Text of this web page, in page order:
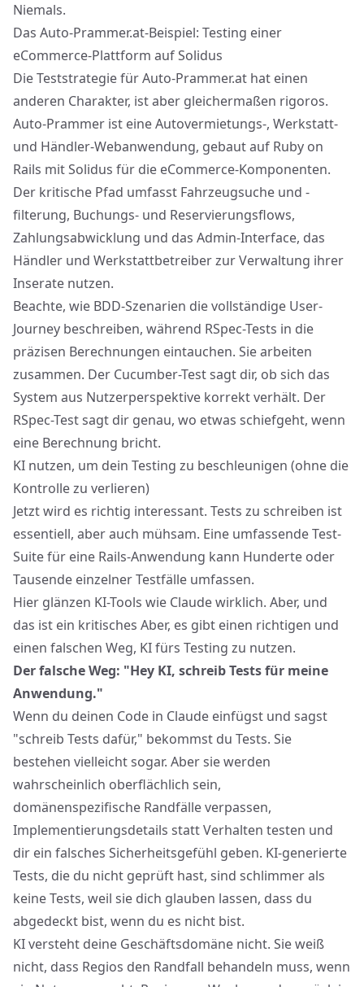
Niemals.
Das Auto-Prammer.at-Beispiel: Testing einer
eCommerce-Plattform auf Solidus
Die Teststrategie fürAuto-Prammer.at hat einen
anderen Charakter, ist aber gleichermaßen rigoros.
Auto-Prammer ist eine Autovermietungs-, Werkstatt-
und Händler-Webanwendung, gebaut auf Ruby on
Rails mitSolidus für die eCommerce-Komponenten.
Der kritische Pfad umfasst Fahrzeugsuche und -
filterung, Buchungs- und Reservierungsflows,
Zahlungsabwicklung und das Admin-Interface, das
Händler und Werkstattbetreiber zur Verwaltung ihrer
Inserate nutzen.
Beachte, wie BDD-Szenarien die vollständige User-
Journey beschreiben, während RSpec-Tests in die
präzisen Berechnungen eintauchen. Sie arbeiten
zusammen. Der Cucumber-Test sagt dir, ob sich das
System aus Nutzerperspektive korrekt verhält. Der
RSpec-Test sagt dir genau, wo etwas schiefgeht, wenn
eine Berechnung bricht.
KI nutzen, um dein Testing zu beschleunigen (ohne die
Kontrolle zu verlieren)
Jetzt wird es richtig interessant. Tests zu schreiben ist
essentiell, aber auch mühsam. Eine umfassende Test-
Suite für eine Rails-Anwendung kann Hunderte oder
Tausende einzelner Testfälle umfassen.
Hier glänzen KI-Tools wie Claudewirklich. Aber, und
das ist ein kritisches Aber, es gibt einen richtigen und
einen falschen Weg, KI fürs Testing zu nutzen.
Der falsche Weg: "Hey KI, schreib Tests für meine
Anwendung."
Wenn du deinen Code in Claude einfügst und sagst
"schreib Tests dafür," bekommst du Tests. Sie
bestehen vielleicht sogar. Aber sie werden
wahrscheinlich oberflächlich sein,
domänenspezifische Randfälle verpassen,
Implementierungsdetails statt Verhalten testen und
dir ein falsches Sicherheitsgefühl geben. KI-generierte
Tests, die du nicht geprüft hast, sind schlimmer als
keine Tests, weil sie dich glauben lassen, dass du
abgedeckt bist, wenn du es nicht bist.
KI versteht deine Geschäftsdomäne nicht. Sie weiß
nicht, dass Regios den Randfall behandeln muss, wenn